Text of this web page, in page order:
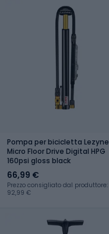
Pompa per bicicletta Lezyne
Micro Floor Drive Digital HPG
160psi gloss black
66,99 €
Prezzo consigliato dal produttore:
92,99 €